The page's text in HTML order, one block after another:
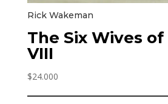
Rick Wakeman
The Six Wives
VIII
$24.000